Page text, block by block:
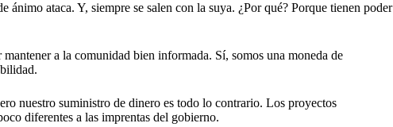
ataca. Y, siempre se salen con la suya. ¿Por qué? Porque tienen poder
a la comunidad bien informada. Sí, somos una moneda de
nuestro suministro de dinero es todo lo contrario. Los proyectos
diferentes a las imprentas del gobierno.